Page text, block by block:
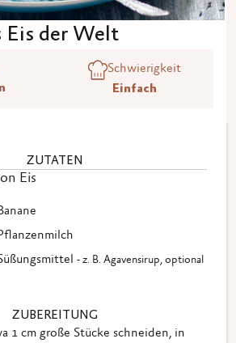
Eis der Welt
Schwierigkeit
Einfach
ZUTATEN
Eis
Pflanzenmilch
- z. B. Agavensirup, optional
ZUBEREITUNG
1 cm große Stücke schneiden, in